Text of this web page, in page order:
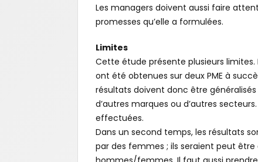
Les managers doivent aussi faire
promesses qu’elle a formulées.
Limites
Cette étude présente plusieurs
ont été obtenues sur deux PME à
résultats doivent donc être
d’autres marques ou d’autres
effectuées.
Dans un second temps, les résultats
par des femmes ; ils seraient peut